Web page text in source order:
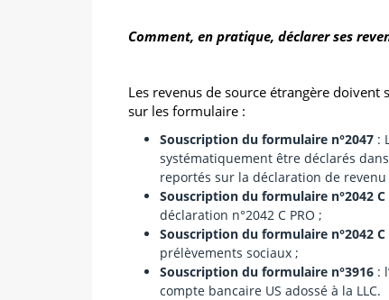
Comment, en pratique, déclarer ses
Les revenus de source étrangère
sur les formulaire :
Souscription du formulaire n°2047 :
systématiquement être déclarés
reportés sur la déclaration de revenu
Souscription du formulaire n°2042 C
déclaration n°2042 C PRO ;
Souscription du formulaire n°2042 C
prélèvements sociaux ;
Souscription du formulaire n°3916 :
compte bancaire US adossé à la LLC.